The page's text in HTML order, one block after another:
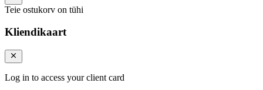
Teie ostukorv on tühi
Kliendikaart
Log in to access your client card